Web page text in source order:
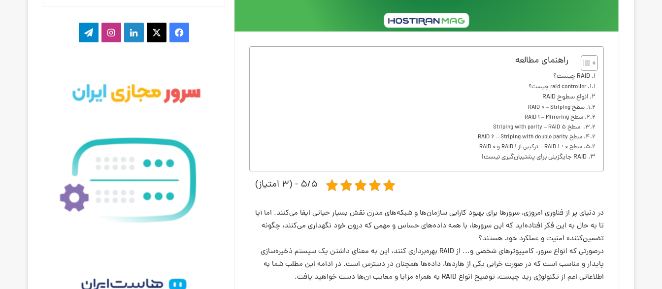
راهنمای مطالعه
RAID چیست؟
raid controller چیست؟
انواع سطوح RAID
سطح RAID 0 – Striping
سطح RAID 1 – Mirroring
سطح Striping with parity – RAID 5
سطح RAID 6 – Striping with double parity
سطح RAID 1 + 0 – ترکیبی از RAID 1 و RAID 0
RAID جایگزینی برای پشتیبان‌گیری نیست!
۵/۵ - (۳ امتیاز)
در دنیای پر از فناوری امروزی، سرورها برای بهبود کارایی سازمان‌ها و شبکه‌های مدرن نقش بسیار حیاتی ایفا می‌کنند. اما آیا
تا به حال به این فکر افتاده‌اید که این سرورها، با همه داده‌های حساس و مهمی که درون خود نگهداری می‌کنند، چگونه
تضمین‌کننده امنیت و عملکرد خود هستند؟
در‌صورتی که انواع سرور، کامپیوتر‌های شخصی و… از RAID بهره‌برداری کنند، این به معنای داشتن یک سیستم ذخیره‌سازی
پایدار و مناسب است که در‌ صورت خرابی یکی از هاردها، داده‌ها همچنان در‌ دسترس است. در ادامه این مطلب شما به
اطلاعاتی اعم از تکنولوژی رید چیست، توضیح انواع RAID به همراه مزایا و معایب آن‌ها دست خواهید یافت.
ب
س
ل
ک
ن
ا
س
ر
ا
ر